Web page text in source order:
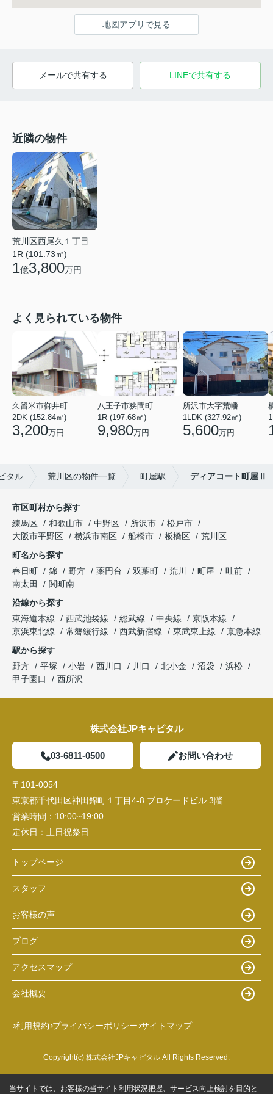
地図アプリで見る
メールで共有する LINEで共有する
近隣の物件
荒川区西尾久１丁目
1R (101.73㎡)
1億3,800万円
よく見られている物件
久留米市御井町
2DK (152.84㎡)
3,200万円
八王子市狭間町
1R (197.68㎡)
9,980万円
所沢市大字荒幡
1LDK (327.92㎡)
5,600万円
タル 荒川区の物件一覧 町屋駅 ディアコート町屋Ⅱ
市区町村から探す
練馬区
和歌山市 中野区 所沢市
松戸市
大阪市平野区
横浜市南区 船橋市 板橋区
荒川区
町名から探す
春日町
錦 野方 薬円台 双葉町 荒川 町屋
吐前
南太田
関町南
沿線から探す
東海道本線
西武池袋線 総武線 中央線
京阪本線
京浜東北線
常磐緩行線 西武新宿線 東武東上線
京急本線
駅から探す
野方
平塚 小岩 西川口 川口 北小金 沼袋
浜松
甲子園口
西所沢
株式会社JPキャピタル
03-6811-0500 お問い合わせ
〒101-0054
東京都千代田区神田錦町１丁目4-8 ブロケードビル 3階
営業時間： 10:00~19:00
定休日： 土日祝祭日
トップページ
スタッフ
お客様の声
ブログ
アクセスマップ
会社概要
利用規約 プライバシーポリシー サイトマップ
Copyright(c) 株式会社JPキャピタル All Rights Reserved.
当サイトでは、お客様の当サイト利用状況把握、サービス向上検討を目的と